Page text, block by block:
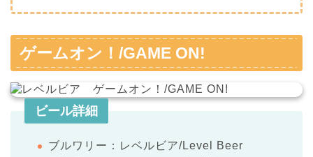
ゲームオン！/GAME ON!
ビール詳細
ブルワリー：レベルビア/Level Beer